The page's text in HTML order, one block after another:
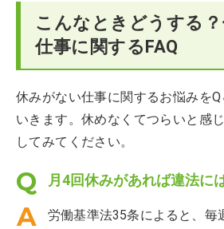
こんなときどうする
仕事に関するFAQ
休みがない仕事に関するお悩みを
いきます。休めなくてつらいと感
してみてください。
月4回休みがあれば違法に
労働基準法35条によると、毎